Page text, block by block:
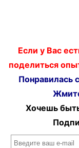
Если у Вас
поделиться
Понравилась
Хочешь